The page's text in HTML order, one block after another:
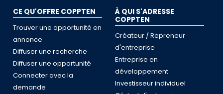
CE QU'OFFRE COPPTEN
Trouver une opportunité en
annonce
Diffuser une recherche
Diffuser une opportunité
Connecter avec la
demande
À QUI S'ADRESSE
COPPTEN
Créateur / Repreneur
d'entreprise
Entreprise en
développement
Investisseur individuel